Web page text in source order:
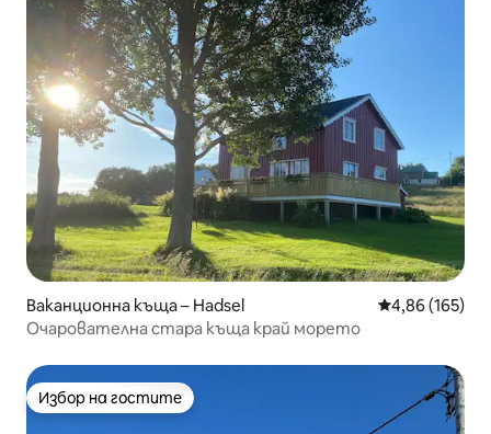
Ваканционна къща – Hadsel Средна
4,86 (165)
Очарователна стара къща край морето
Избор на гостите
Избор на гостите